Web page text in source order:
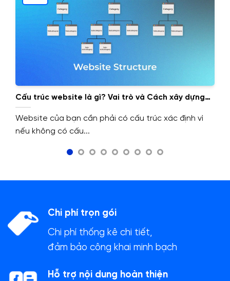
Cấu trúc website là gì? Vai trò và Cách xây dựng
cấu trúc website.
Website của bạn cần phải có cấu trúc xác định vì
nếu không có cấu...
Chi phí trọn gói
Chi phí thống kê chi tiết,
đảm bảo công khai minh bạch
Hỗ trợ nội dung hoàn thiện